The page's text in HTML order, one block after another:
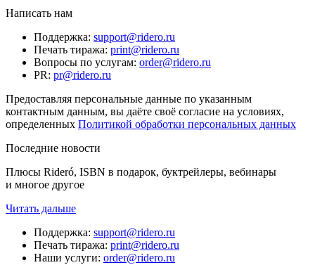
Написать нам
Поддержка: support@ridero.ru
Печать тиража: print@ridero.ru
Вопросы по услугам: order@ridero.ru
PR: pr@ridero.ru
Предоставляя персональные данные по указанным
контактным данным, вы даёте своё согласие на условиях,
определенных Политикой обработки персональных данных
Последние новости
Плюсы Rideró, ISBN в подарок, буктрейлеры, вебинары
и многое другое
Читать дальше
Поддержка: support@ridero.ru
Печать тиража: print@ridero.ru
Наши услуги: order@ridero.ru